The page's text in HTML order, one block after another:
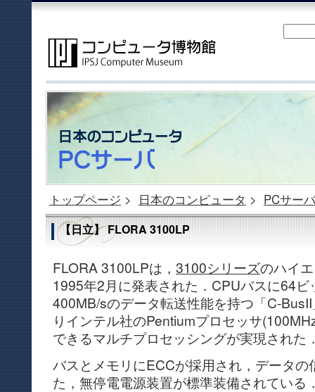
トップページ > 日本のコンピュータ > PCサーバ
【日立】 FLORA 3100LP
FLORA 3100LPは， 3100シリーズのハイ
1995年2月に発表された．CPUバスに64
400MB/sのデータ転送性能を持つ「C-
りインテル社のPentiumプロセッサ
できるマルチプロセッシングが実現された
バスとメモリにECCが採用され，データ
た，無停電電源装置が標準装備されている